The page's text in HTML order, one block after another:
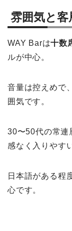
雰囲気と客
WAY Barは十数
ルが中心。
音量は控えめで
囲気です。
30〜50代の常連
感なく入りやす
日本語がある程
心です。